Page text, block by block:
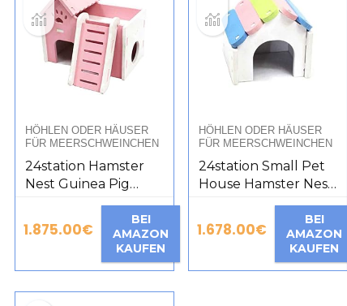
HÖHLEN ODER HÄUSER
FÜR MEERSCHWEINCHEN
24station Hamster
Nest Guinea Pig
House Golden Bear
Pet Nest Small Pet
House 2#
1.875.00€
BEI
AMAZON
KAUFEN
HÖHLEN ODER HÄUSER
FÜR MEERSCHWEINCHEN
24station Small Pet
House Hamster Nest
Guinea Pig House
Golden Bear Pet
Nest [B]
1.678.00€
BEI
AMAZON
KAUFEN